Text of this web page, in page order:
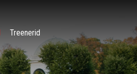
Treenerid